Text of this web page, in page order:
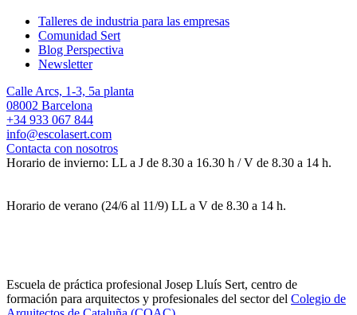
Talleres de industria para las empresas
Comunidad Sert
Blog Perspectiva
Newsletter
Calle Arcs, 1-3, 5a planta
08002 Barcelona
+34 933 067 844
info@escolasert.com
Contacta con nosotros
Horario de invierno: LL a J de 8.30 a 16.30 h / V de 8.30 a 14 h.
Horario de verano (24/6 al 11/9) LL a V de 8.30 a 14 h.
Escuela de práctica profesional Josep Lluís Sert, centro de
formación para arquitectos y profesionales del sector del Colegio de